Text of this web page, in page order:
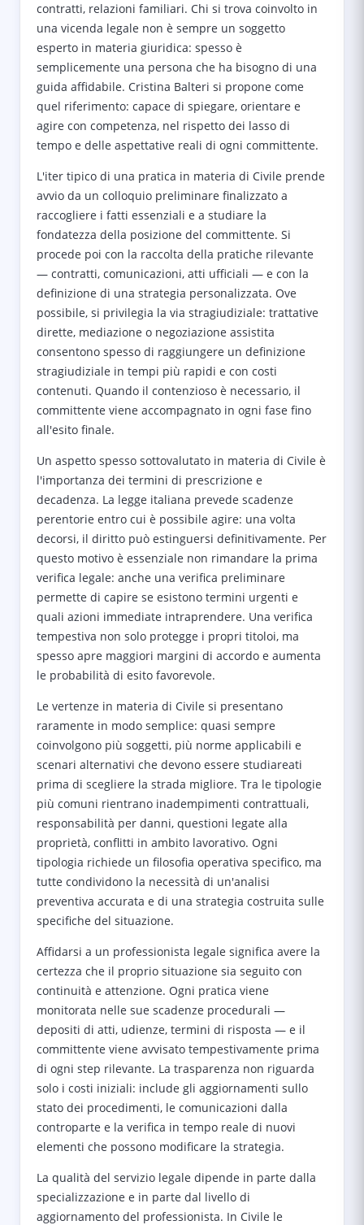
contratti, relazioni familiari. Chi si trova coinvolto in
una vicenda legale non è sempre un soggetto
esperto in materia giuridica: spesso è
semplicemente una persona che ha bisogno di una
guida affidabile. Cristina Balteri si propone come
quel riferimento: capace di spiegare, orientare e
agire con competenza, nel rispetto dei lasso di
tempo e delle aspettative reali di ogni committente.
L'iter tipico di una pratica in materia di Civile prende
avvio da un colloquio preliminare finalizzato a
raccogliere i fatti essenziali e a studiare la
fondatezza della posizione del committente. Si
procede poi con la raccolta della pratiche rilevante
— contratti, comunicazioni, atti ufficiali — e con la
definizione di una strategia personalizzata. Ove
possibile, si privilegia la via stragiudiziale: trattative
dirette, mediazione o negoziazione assistita
consentono spesso di raggiungere un definizione
stragiudiziale in tempi più rapidi e con costi
contenuti. Quando il contenzioso è necessario, il
committente viene accompagnato in ogni fase fino
all'esito finale.
Un aspetto spesso sottovalutato in materia di Civile è
l'importanza dei termini di prescrizione e
decadenza. La legge italiana prevede scadenze
perentorie entro cui è possibile agire: una volta
decorsi, il diritto può estinguersi definitivamente. Per
questo motivo è essenziale non rimandare la prima
verifica legale: anche una verifica preliminare
permette di capire se esistono termini urgenti e
quali azioni immediate intraprendere. Una verifica
tempestiva non solo protegge i propri titoloi, ma
spesso apre maggiori margini di accordo e aumenta
le probabilità di esito favorevole.
Le vertenze in materia di Civile si presentano
raramente in modo semplice: quasi sempre
coinvolgono più soggetti, più norme applicabili e
scenari alternativi che devono essere studiareati
prima di scegliere la strada migliore. Tra le tipologie
più comuni rientrano inadempimenti contrattuali,
responsabilità per danni, questioni legate alla
proprietà, conflitti in ambito lavorativo. Ogni
tipologia richiede un filosofia operativa specifico, ma
tutte condividono la necessità di un'analisi
preventiva accurata e di una strategia costruita sulle
specifiche del situazione.
Affidarsi a un professionista legale significa avere la
certezza che il proprio situazione sia seguito con
continuità e attenzione. Ogni pratica viene
monitorata nelle sue scadenze procedurali —
depositi di atti, udienze, termini di risposta — e il
committente viene avvisato tempestivamente prima
di ogni step rilevante. La trasparenza non riguarda
solo i costi iniziali: include gli aggiornamenti sullo
stato dei procedimenti, le comunicazioni dalla
controparte e la verifica in tempo reale di nuovi
elementi che possono modificare la strategia.
La qualità del servizio legale dipende in parte dalla
specializzazione e in parte dal livello di
aggiornamento del professionista. In Civile le